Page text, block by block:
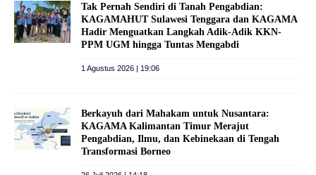
Tak Pernah Sendiri di Tanah Pengabdian:
KAGAMAHUT Sulawesi Tenggara dan KAGAMA
Hadir Menguatkan Langkah Adik-Adik KKN-
PPM UGM hingga Tuntas Mengabdi
1 Agustus 2026 | 19:06
Berkayuh dari Mahakam untuk Nusantara:
KAGAMA Kalimantan Timur Merajut
Pengabdian, Ilmu, dan Kebinekaan di Tengah
Transformasi Borneo